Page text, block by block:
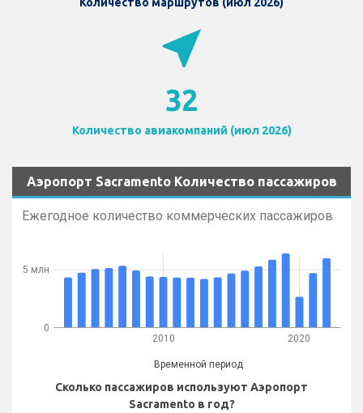
near_me
32
Количество авиакомпаний (июл 2026)
Аэропорт Sacramento Количество пассажиров
Ежегодное количество коммерческих пассажиров
2010 2020
Временной период
0
5 млн
Сколько пассажиров используют Аэропорт
Sacramento в год?